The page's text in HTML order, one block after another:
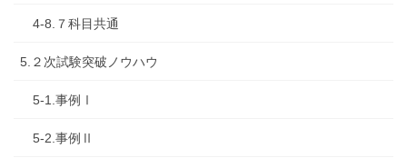
4-8.７科目共通
5.２次試験突破ノウハウ
5-1.事例Ⅰ
5-2.事例Ⅱ